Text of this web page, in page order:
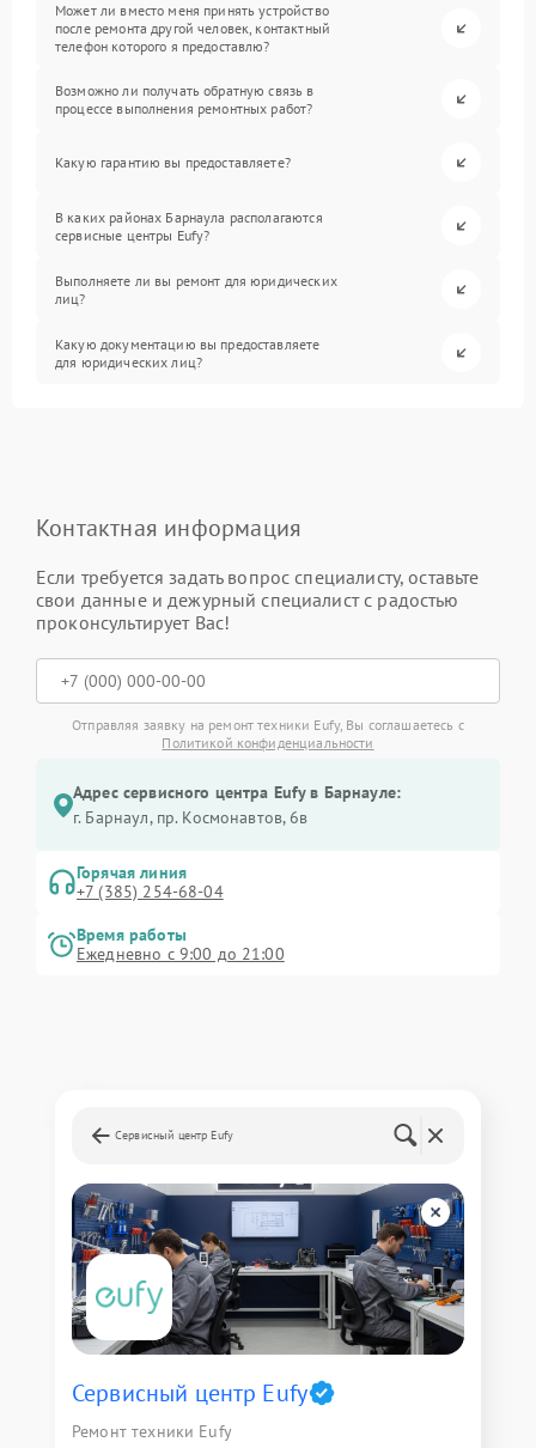
Может ли вместо меня принять устройство
после ремонта другой человек, контактный
телефон которого я предоставлю?
Возможно ли получать обратную связь в
процессе выполнения ремонтных работ?
Какую гарантию вы предоставляете?
В каких районах Барнаула располагаются
сервисные центры Eufy?
Выполняете ли вы ремонт для юридических
лиц?
Какую документацию вы предоставляете
для юридических лиц?
Контактная информация
Если требуется задать вопрос специалисту, оставьте
свои данные и дежурный специалист с радостью
проконсультирует Вас!
Отправляя заявку на ремонт техники Eufy, Вы соглашаетесь с
Политикой конфиденциальности
Адрес сервисного центра Eufy в Барнауле:
г. Барнаул, ​пр. Космонавтов, 6в
Горячая линия
+7 (385) 254-68-04
Время работы
Ежедневно с 9:00 до 21:00
Сервисный центр Eufy
Сервисный центр Eufy
Ремонт техники Eufy